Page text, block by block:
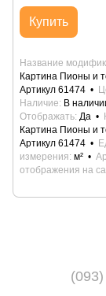
Купить
Название
Картина Пионы и
Артикул 61474
Наличие
В
Отображать Да
Картина Пионы и
Артикул 61474
измерения м²
отображения на